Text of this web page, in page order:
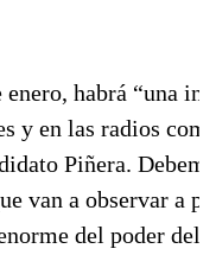
habrá “una
y en las radios
Piñera.
van a observar a
del poder del